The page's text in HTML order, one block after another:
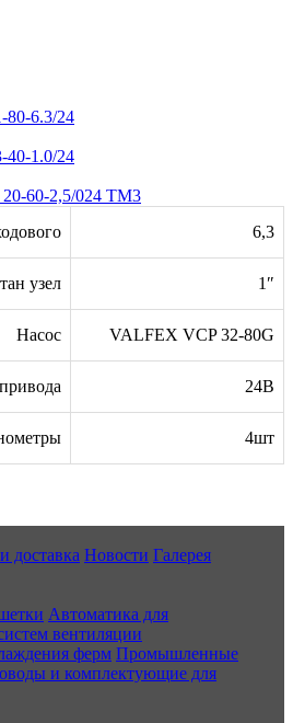
80-6.3/24
40-1.0/24
60-2,5/024 TМ3
6,3
узел 1″
Насос VALFEX VCP 32-80G
24В
4шт
доставка Новости Галерея
Автоматика для
вентиляции
ферм Промышленные
и комплектующие для